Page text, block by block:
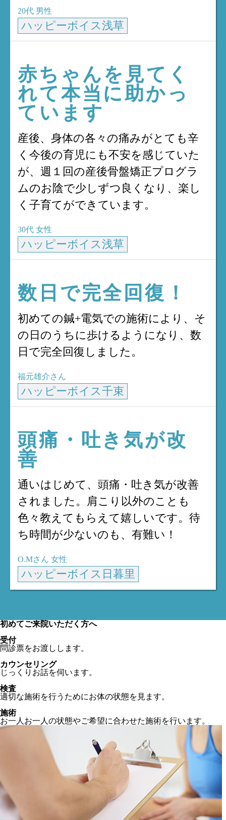
20代 男性
ハッピーボイス浅草
赤ちゃんを見てく
れて本当に助かっ
ています
産後、身体の各々の痛みがとても辛
く今後の育児にも不安を感じていた
が、週１回の産後骨盤矯正プログラ
ムのお陰で少しずつ良くなり、楽し
く子育てができています。
30代 女性
ハッピーボイス浅草
数日で完全回復！
初めての鍼+電気での施術により、そ
の日のうちに歩けるようになり、数
日で完全回復しました。
福元雄介さん
ハッピーボイス千束
頭痛・吐き気が改
善
通いはじめて、頭痛・吐き気が改善
されました。肩こり以外のことも
色々教えてもらえて嬉しいです。待
ち時間が少ないのも、有難い！
O.Mさん 女性
ハッピーボイス日暮里
初めてご来院いただく方へ
受付
問診票をお渡しします。
カウンセリング
じっくりお話を伺います。
検査
適切な施術を行うためにお体の状態を見ます。
施術
お一人お一人の状態やご希望に合わせた施術を行います。